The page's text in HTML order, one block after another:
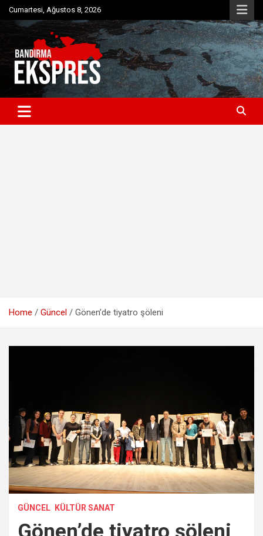
Skip
to
content
Cumartesi, Ağustos 8, 2026
Bandırma Ekspres
Bandırma'dan güncel haberler
Home Güncel Gönen’de tiyatro şöleni
GÜNCEL KÜLTÜR SANAT